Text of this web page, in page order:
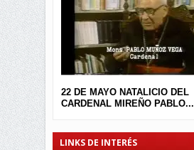
22 DE MAYO NATALICIO DEL
CARDENAL MIREÑO PABLO...
LINKS DE INTERÉS